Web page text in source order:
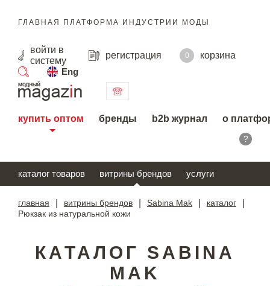
ГЛАВНАЯ ПЛАТФОРМА ИНДУСТРИИ МОДЫ
войти в
систему
регистрация 0
корзина
Eng
поиск
купить оптом бренды b2b журнал о
?
каталог товаров витрины брендов услуги
главная витрины брендов Sabina Mak каталог
Рюкзак из натуральной кожи
КАТАЛОГ SABINA
MAK